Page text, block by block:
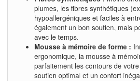
plumes, les fibres synthétiques
hypoallergéniques et faciles à
également un bon soutien, mais
avec le temps.
Mousse à mémoire de forme :
ergonomique, la mousse à
parfaitement les contours de
soutien optimal et un confort